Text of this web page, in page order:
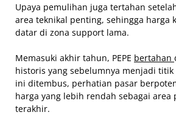
Upaya pemulihan juga tertahan
area teknikal penting, sehingga harga
datar di zona support lama.
Memasuki akhir tahun, PEPE bertahan
historis yang sebelumnya menjadi titik
ini ditembus, perhatian pasar
harga yang lebih rendah sebagai area
terakhir.